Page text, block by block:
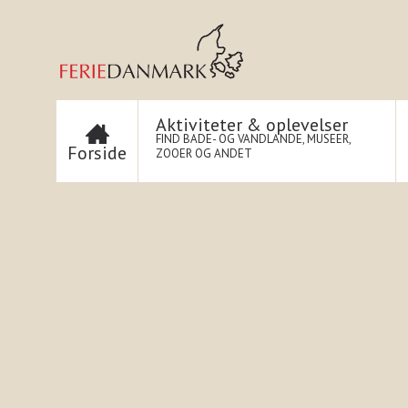
Forside
Aktiviteter & oplevelser
FIND BADE- OG VANDLANDE, MUSEER,
ZOOER OG ANDET